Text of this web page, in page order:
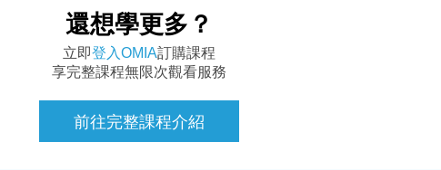
還想學更多？
立即登入OMIA訂購課程
享完整課程無限次觀看服務
前往完整課程介紹